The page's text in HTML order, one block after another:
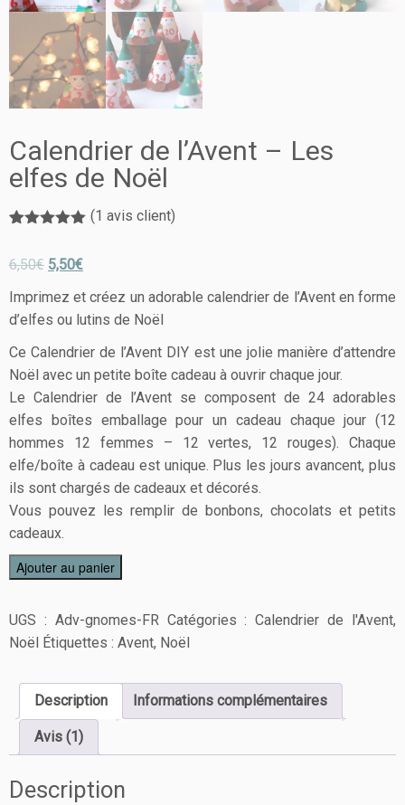
Calendrier de l’Avent – Les
elfes de Noël
basé sur
client
(1 avis client)
6,50€ 5,50€
Imprimez et créez un adorable calendrier de l’Avent en forme
d’elfes ou lutins de Noël
Ce Calendrier de l’Avent DIY est une jolie manière d’attendre
Noël avec un petite boîte cadeau à ouvrir chaque jour.
Le Calendrier de l’Avent se composent de 24 adorables
elfes boîtes emballage pour un cadeau chaque jour (12
hommes 12 femmes – 12 vertes, 12 rouges). Chaque
elfe/boîte à cadeau est unique. Plus les jours avancent, plus
ils sont chargés de cadeaux et décorés.
Vous pouvez les remplir de bonbons, chocolats et petits
cadeaux.
Ajouter au panier
UGS : Adv-gnomes-FR Catégories :Calendrier de l'Avent,
Noël
Étiquettes : Avent, Noël
Description Informations complémentaires
Avis (1)
Description